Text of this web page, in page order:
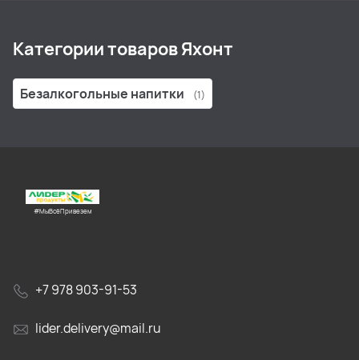
Категории товаров Яхонт
Безалкогольные напитки (1)
#МыВсёПривезем
+7 978 903-91-53
lider.delivery@mail.ru